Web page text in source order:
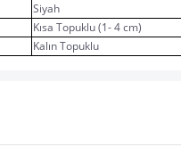
Siyah
Kısa Topuklu (1- 4 cm)
Kalın Topuklu